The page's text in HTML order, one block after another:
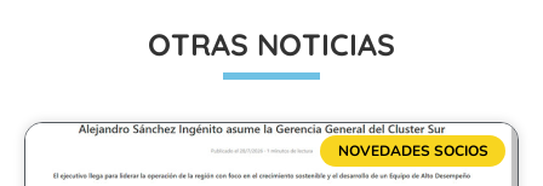
OTRAS NOTICIAS
NOVEDADES SOCIOS